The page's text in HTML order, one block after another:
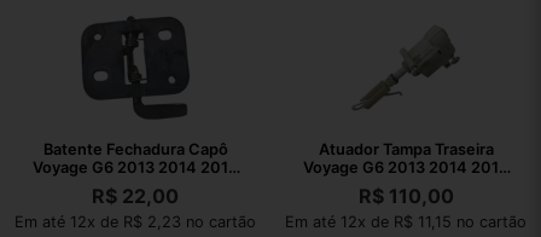
Batente Fechadura Capô
Voyage G6 2013 2014 2015
2016
R$ 22,00
Em até 12x de R$ 2,23 no cartão
Atuador Tampa Traseira
Voyage G6 2013 2014 2015
2016
R$110,00
Em até 12x de R$ 11,15 no cartão